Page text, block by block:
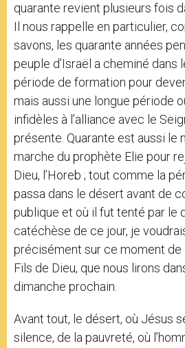
quarante revient plusieurs fois
Il nous rappelle en particulier,
savons, les quarante années
peuple d’Israël a cheminé dans
période de formation pour
mais aussi une longue période
infidèles à l’alliance avec le
présente. Quarante est aussi le
marche du prophète Elie pour
Dieu, l’Horeb ; tout comme la
passa dans le désert avant de
publique et où il fut tenté par le
catéchèse de ce jour, je
précisément sur ce moment de
Fils de Dieu, que nous lirons
dimanche prochain.
Avant tout, le désert, où Jésus
silence, de la pauvreté, où